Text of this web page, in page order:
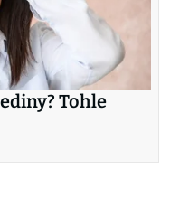
Tohle